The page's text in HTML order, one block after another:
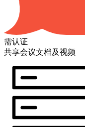
需认证
共享会议文档及视频